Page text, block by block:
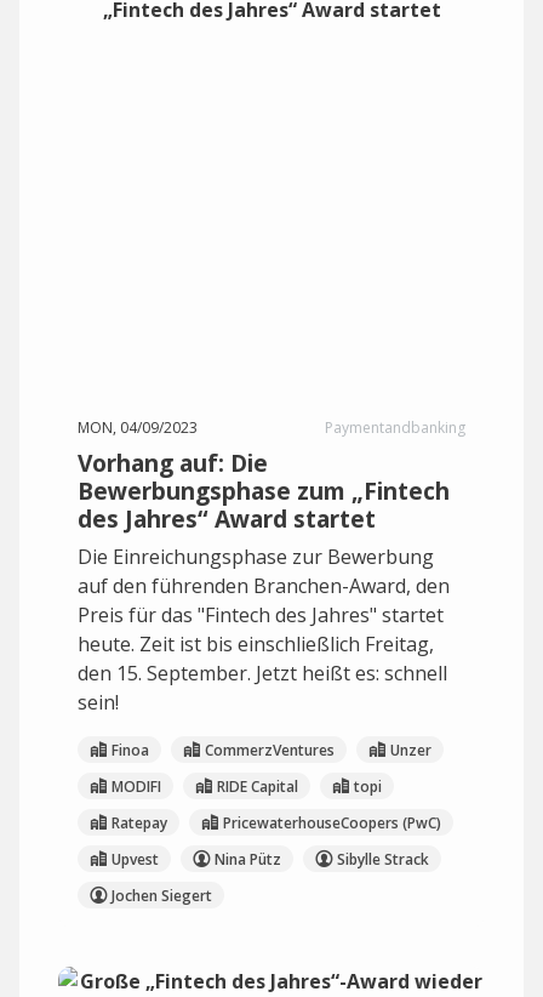
MON, 04/09/2023 Paymentandbanking
Vorhang auf: Die
Bewerbungsphase zum „Fintech
des Jahres“ Award startet
Die Einreichungsphase zur Bewerbung
auf den führenden Branchen-Award, den
Preis für das "Fintech des Jahres" startet
heute. Zeit ist bis einschließlich Freitag,
den 15. September. Jetzt heißt es: schnell
sein!
Finoa CommerzVentures
Unzer
MODIFI
RIDE Capital
topi
Ratepay
PricewaterhouseCoopers (PwC)
Upvest
Nina Pütz
Sibylle Strack
Jochen Siegert